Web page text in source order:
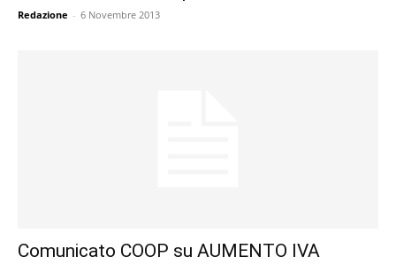
Redazione - 6 Novembre 2013
Comunicato COOP su AUMENTO IVA